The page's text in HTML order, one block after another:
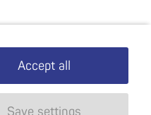
Accept all
Save settings